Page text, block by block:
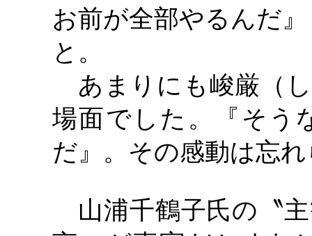
お前が全部やるんだ』
と。
あまりにも峻厳（
場面でした。『そう
だ』。その感動は忘
山浦千鶴子氏の〝